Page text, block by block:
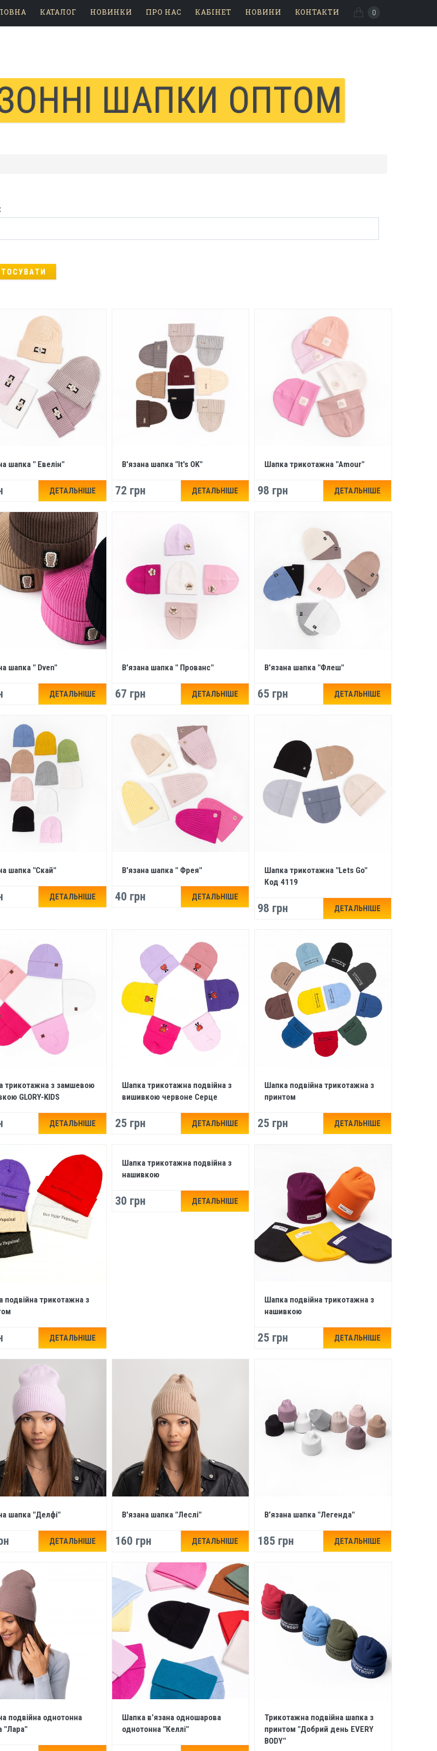
КАТАЛОГ НОВИНКИ ПРО НАС КАБІНЕТ НОВИНИ КОНТАКТИ 0
ШАПКИ ОПТОМ
шапка " Евелін"
ДЕТАЛЬНІШЕ
В'язана шапка "It's OK"
72 грн ДЕТАЛЬНІШЕ
Шапка трикотажна "Amour"
98 грн ДЕТАЛЬНІШЕ
шапка " Dven"
ДЕТАЛЬНІШЕ
В'язана шапка " Прованс"
67 грн ДЕТАЛЬНІШЕ
В'язана шапка "Флеш"
65 грн ДЕТАЛЬНІШЕ
шапка "Скай"
ДЕТАЛЬНІШЕ
В'язана шапка " Фрея"
40 грн ДЕТАЛЬНІШЕ
Шапка трикотажна "Lets Go"
Код 4119
98 грн ДЕТАЛЬНІШЕ
трикотажна з замшевою
GLORY-KIDS
ДЕТАЛЬНІШЕ
Шапка трикотажна подвійна з
вишивкою червоне Серце
25 грн ДЕТАЛЬНІШЕ
Шапка подвійна трикотажна з
принтом
25 грн ДЕТАЛЬНІШЕ
подвійна трикотажна з
ДЕТАЛЬНІШЕ
Шапка трикотажна подвійна з
нашивкою
30 грн ДЕТАЛЬНІШЕ
Шапка подвійна трикотажна з
нашивкою
25 грн ДЕТАЛЬНІШЕ
шапка "Делфі"
ДЕТАЛЬНІШЕ
В'язана шапка "Леслі"
160 грн ДЕТАЛЬНІШЕ
В’язана шапка "Легенда"
185 грн ДЕТАЛЬНІШЕ
подвійна однотонна
"Лара"
Шапка в’язана одношарова
однотонна "Келлі"
Трикотажна подвійна шапка з
принтом "Добрий день EVERY
BODY"